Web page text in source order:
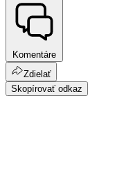
Komentáre
Zdielať
Skopírovať odkaz